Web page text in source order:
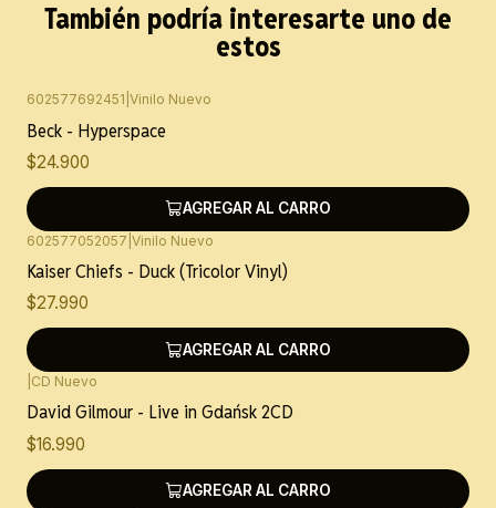
También podría interesarte uno de
estos
602577692451 Vinilo Nuevo
Beck - Hyperspace
$24.900
AGREGAR AL CARRO
602577052057 Vinilo Nuevo
Kaiser Chiefs - Duck (Tricolor Vinyl)
$27.990
AGREGAR AL CARRO
CD Nuevo
David Gilmour - Live in Gdańsk 2CD
$16.990
AGREGAR AL CARRO